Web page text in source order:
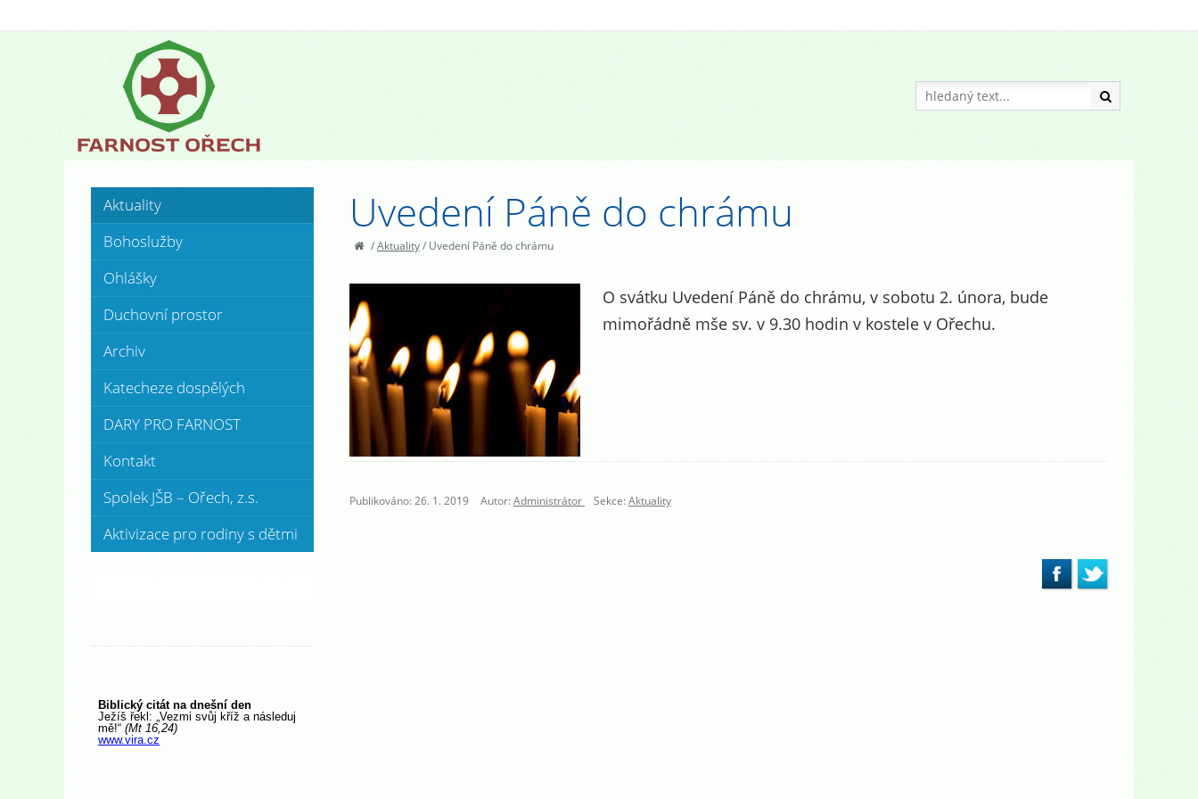
Uvedení Páně do chrámu
/Aktuality/ Uvedení Páně do chrámu
O svátku Uvedení Páně do chrámu, v sobotu 2. února, bude
mimořádně mše sv. v 9.30 hodin v kostele v Ořechu.​
Publikováno: 26. 1. 2019 Autor:Administrátor Sekce:Aktuality
Aktuality
Bohoslužby
Ohlášky
Duchovní prostor
Archiv
Katecheze dospělých
DARY PRO FARNOST
Kontakt
Spolek JŠB – Ořech, z.s.
Aktivizace pro rodiny s dětmi